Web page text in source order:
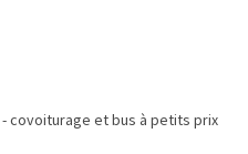
- covoiturage et bus à petits prix